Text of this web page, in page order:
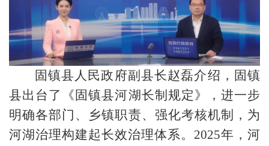
固镇县人民政府副县长赵磊介绍，固镇
县出台了《固镇县河湖长制规定》，进一步
明确各部门、乡镇职责、强化考核机制，为
河湖治理构建起长效治理体系。2025年，河